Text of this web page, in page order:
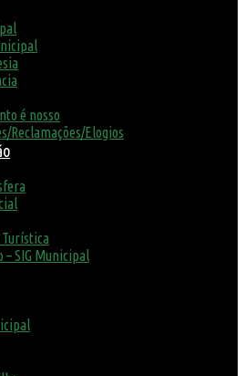
é nosso
Reclamações/Elogios
– SIG Municipal